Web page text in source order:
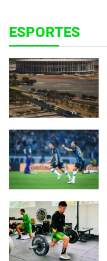
ESPORTES